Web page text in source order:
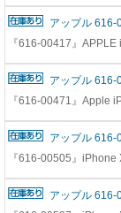
アップル 616-
『616-00417』
アップル 616-
『616-00471』Apple
アップル
『616-00505』
アップル